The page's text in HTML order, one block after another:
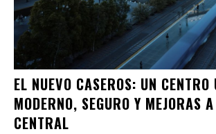
EL NUEVO CASEROS: UN
MODERNO, SEGURO Y MEJORAS
CENTRAL